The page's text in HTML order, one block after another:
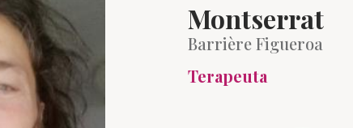
Montserrat
Barrière Figueroa
Terapeuta